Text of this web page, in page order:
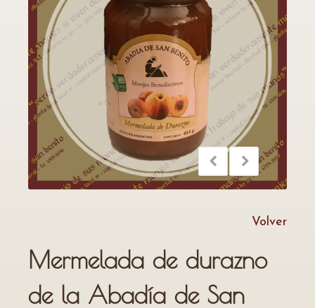
Volver
Mermelada de durazno
de la Abadía de San